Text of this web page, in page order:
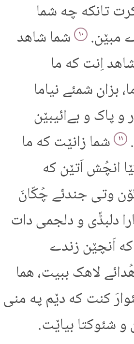
تانکه چه شما
مبێن.
۱۰ شما شاهد
اِنت که ما
بزان شمئے نیاما
و پاک و بےائیبێن
۱۱ شما زانێت که ما
انچُش اَتێن که
وتی جندئے چُکّانَ
دلبڈّی و دلجمی دات
اَنچێن زندے
لاهک ببیت، هما
کنت که دێم په منی
شئوکتا بیاێت.